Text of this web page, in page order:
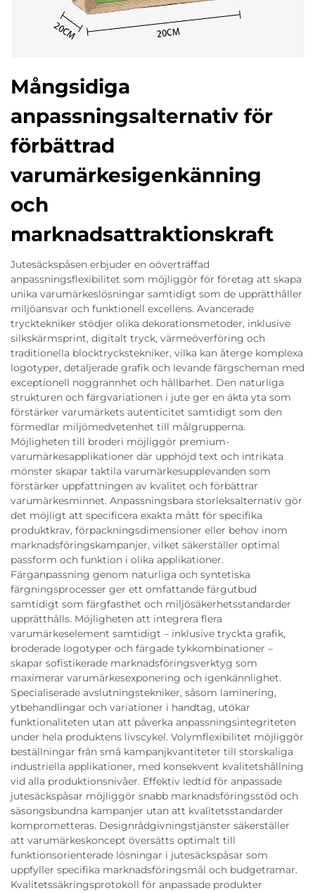
Mångsidiga
anpassningsalternativ för
förbättrad
varumärkesigenkänning
och
marknadsattraktionskraft
Jutesäckspåsen erbjuder en oöverträffad
anpassningsflexibilitet som möjliggör för företag att skapa
unika varumärkeslösningar samtidigt som de upprätthåller
miljöansvar och funktionell excellens. Avancerade
trycktekniker stödjer olika dekorationsmetoder, inklusive
silkskärmsprint, digitalt tryck, värmeöverföring och
traditionella blocktryckstekniker, vilka kan återge komplexa
logotyper, detaljerade grafik och levande färgscheman med
exceptionell noggrannhet och hållbarhet. Den naturliga
strukturen och färgvariationen i jute ger en äkta yta som
förstärker varumärkets autenticitet samtidigt som den
förmedlar miljömedvetenhet till målgrupperna.
Möjligheten till broderi möjliggör premium-
varumärkesapplikationer där upphöjd text och intrikata
mönster skapar taktila varumärkesupplevanden som
förstärker uppfattningen av kvalitet och förbättrar
varumärkesminnet. Anpassningsbara storleksalternativ gör
det möjligt att specificera exakta mått för specifika
produktkrav, förpackningsdimensioner eller behov inom
marknadsföringskampanjer, vilket säkerställer optimal
passform och funktion i olika applikationer.
Färganpassning genom naturliga och syntetiska
färgningsprocesser ger ett omfattande färgutbud
samtidigt som färgfasthet och miljösäkerhetsstandarder
upprätthålls. Möjligheten att integrera flera
varumärkeselement samtidigt – inklusive tryckta grafik,
broderade logotyper och färgade tykkombinationer –
skapar sofistikerade marknadsföringsverktyg som
maximerar varumärkesexponering och igenkännlighet.
Specialiserade avslutningstekniker, såsom laminering,
ytbehandlingar och variationer i handtag, utökar
funktionaliteten utan att påverka anpassningsintegriteten
under hela produktens livscykel. Volymflexibilitet möjliggör
beställningar från små kampanjkvantiteter till storskaliga
industriella applikationer, med konsekvent kvalitetshållning
vid alla produktionsnivåer. Effektiv ledtid för anpassade
jutesäckspåsar möjliggör snabb marknadsföringsstöd och
säsongsbundna kampanjer utan att kvalitetsstandarder
komprometteras. Designrådgivningstjänster säkerställer
att varumärkeskoncept översätts optimalt till
funktionsorienterade lösningar i jutesäckspåsar som
uppfyller specifika marknadsföringsmål och budgetramar.
Kvalitetssäkringsprotokoll för anpassade produkter